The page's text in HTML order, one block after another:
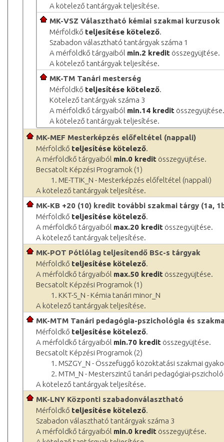
A kötelező tantárgyak teljesítése.
MK-VSZ Választható kémiai szakmai kurzusok
Mérföldkő teljesítése kötelező.
Szabadon választható tantárgyak száma 1
A mérföldkő tárgyaiból min.2 kredit összegyüjtése.
A kötelező tantárgyak teljesítése.
MK-TM Tanári mesterség
Mérföldkő teljesítése kötelező.
Kötelező tantárgyak száma 3
A mérföldkő tárgyaiból min.14 kredit összegyüjtése.
A kötelező tantárgyak teljesítése.
MK-MEF Mesterképzés előfeltétel (nappali)
Mérföldkő teljesítése kötelező.
A mérföldkő tárgyaiból min.0 kredit összegyüjtése.
Becsatolt Képzési Programok (1)
1. ME-TTIK_N - Mesterképzés előfeltétel (nappali)
A kötelező tantárgyak teljesítése.
MK-KB +20 (10) kredit további szakmai tárgy (1a,
Mérföldkő teljesítése kötelező.
A mérföldkő tárgyaiból max.20 kredit összegyüjtése.
A kötelező tantárgyak teljesítése.
MK-POT Pótlólag teljesítendő BSc-s tárgyak
Mérföldkő teljesítése kötelező.
A mérföldkő tárgyaiból max.50 kredit összegyüjtése.
Becsatolt Képzési Programok (1)
1. KKT-S_N - Kémia tanári minor_N
A kötelező tantárgyak teljesítése.
MK-MTM Tanári pedagógia-pszichológia és
Mérföldkő teljesítése kötelező.
A mérföldkő tárgyaiból min.70 kredit összegyüjtése.
Becsatolt Képzési Programok (2)
1. MSZGY_N - Összefüggő közoktatási szakmai
2. MTM_N - Mesterszintű tanári pedagógiai-
A kötelező tantárgyak teljesítése.
MK-LNY Központi szabadonválasztható
Mérföldkő teljesítése kötelező.
Szabadon választható tantárgyak száma 3
A mérföldkő tárgyaiból min.0 kredit összegyüjtése.